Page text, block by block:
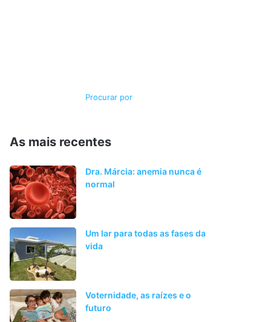
Switch
As mais recentes
Dra. Márcia: anemia nunca é
normal
Um lar para todas as fases da
vida
Voternidade, as raízes e o
futuro